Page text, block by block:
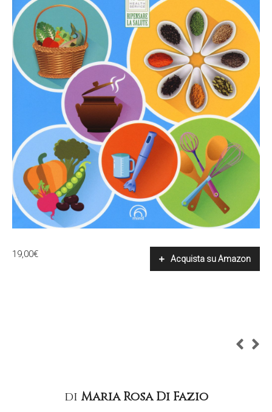
19,00€ Acquista su Amazon
di Maria Rosa Di Fazio